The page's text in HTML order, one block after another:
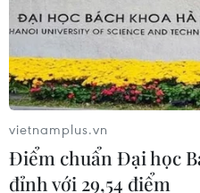
09/08/2026 13:42
Vụ xả súng tại Thái Lan:
lộ hành vi của nghi
gây án
09/08/2026 13:42
vietnamplus.vn
Điểm chuẩn Đại học
đỉnh với 29,54 điểm